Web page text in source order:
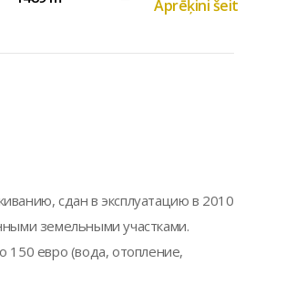
Aprēķini šeit
сдан в эксплуатацию в 2010
земельными участками.
евро (вода, отопление,